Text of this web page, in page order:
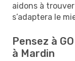
aidons à
s’adaptera le
Pensez à
à Mardin